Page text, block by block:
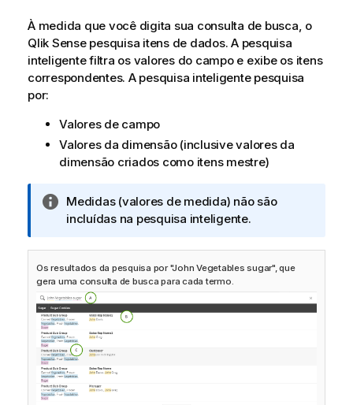
À medida que você digita sua consulta de busca, o
Qlik Sensepesquisa itens de dados. A pesquisa
inteligente filtra os valores do campo e exibe os itens
correspondentes. A pesquisa inteligente pesquisa
por:
Valores de campo
Valores da dimensão (inclusive valores da
dimensão criados como itens mestre)
N
o
a
i
n
f
o
r
m
a
t
Medidas (valores de medida) não são
incluídas na pesquisa inteligente.
Os resultados da pesquisa por "John Vegetables sugar", que
gera uma consulta de busca para cada termo.